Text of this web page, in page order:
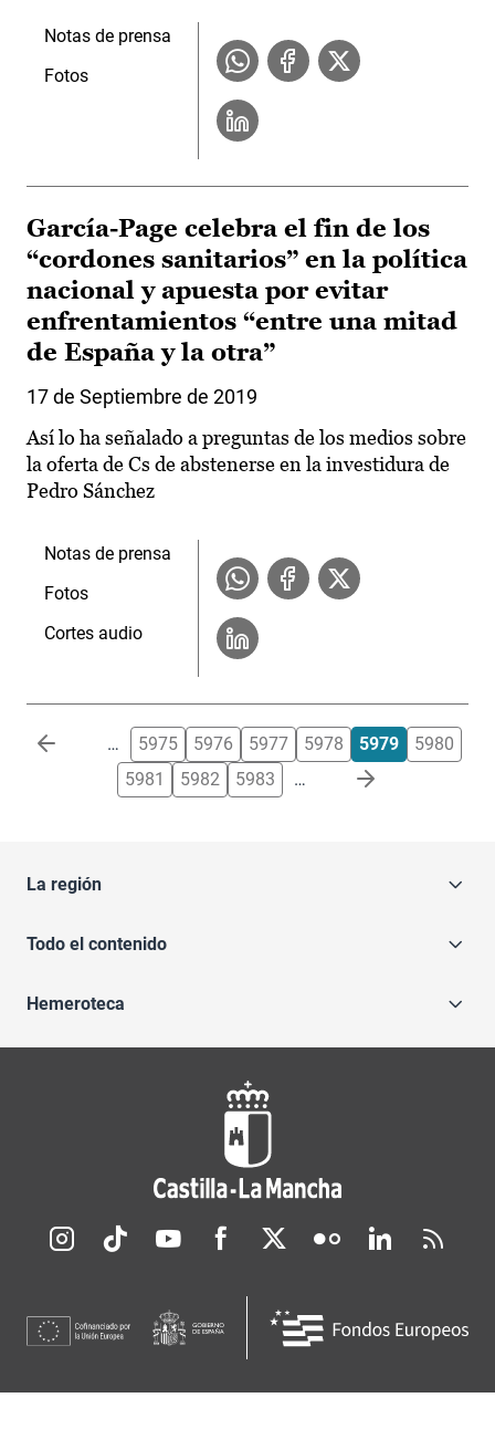
Notas de prensa
Fotos
García-Page celebra el fin de los
“cordones sanitarios” en la política
nacional y apuesta por evitar
enfrentamientos “entre una mitad
de España y la otra”
17 de Septiembre de 2019
Así lo ha señalado a preguntas de los medios sobre
la oferta de Cs de abstenerse en la investidura de
Pedro Sánchez
Notas de prensa
Fotos
Cortes audio
Paginación … 5975 5976 5977 5978 5979
5980
5981
5982 5983 …
La región
Todo el contenido
Hemeroteca
Redes sociales JCCM